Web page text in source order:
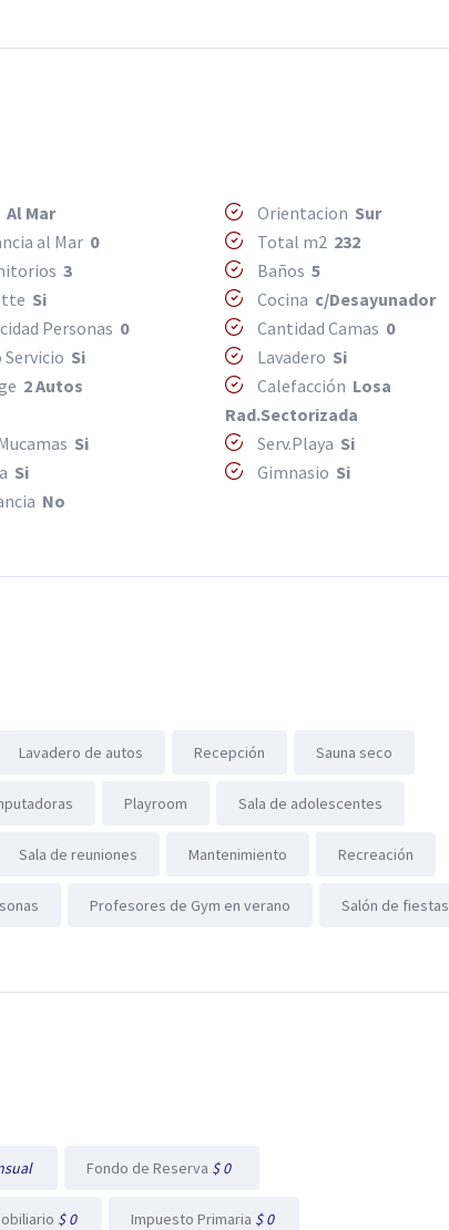
Al Mar Orientacion Sur
al Mar 0 Total m2 232
3 Baños5
Si Cocina c/Desayunador
Personas 0 Cantidad Camas 0
Servicio Si Lavadero Si
2 Autos Calefacción Losa
Rad.Sectorizada
Si Serv.Playa Si
Si Gimnasio Si
No
Lavadero de autos Recepción Sauna seco
Playroom Sala de adolescentes
Sala de reuniones Mantenimiento Recreación
Profesores de Gym en verano Salón de fiestas
Fondo de Reserva $ 0
$ 0 Impuesto Primaria $ 0